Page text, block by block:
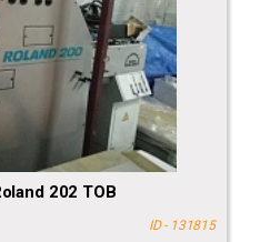
202 TOB
ID - 131815